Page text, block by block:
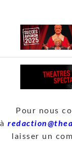
Pour nous
à
laisser un